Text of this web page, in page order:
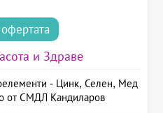
и Здраве
- Цинк, Селен, Мед
от СМДЛ Кандиларов